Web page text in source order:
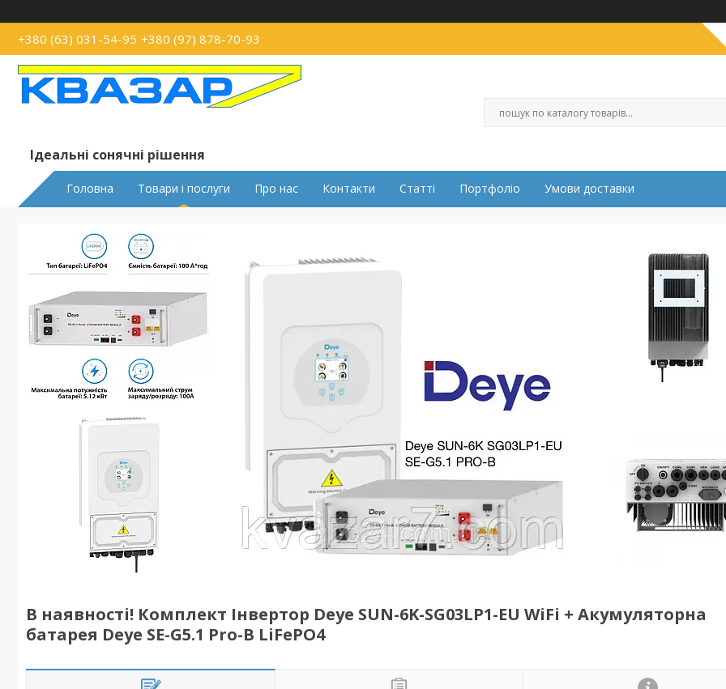
+380 (63) 031-54-95 +380 (97) 878-70-93
Ідеальні сонячні рішення
Головна Товари і послуги Про нас Контакти Статті Портфоліо Умови доставки
В наявності! Комплект Інвертор Deye SUN-6K-SG03LP1-EU WiFi + Акумуляторна
батарея Deye SE-G5.1 Pro-B LiFePO4